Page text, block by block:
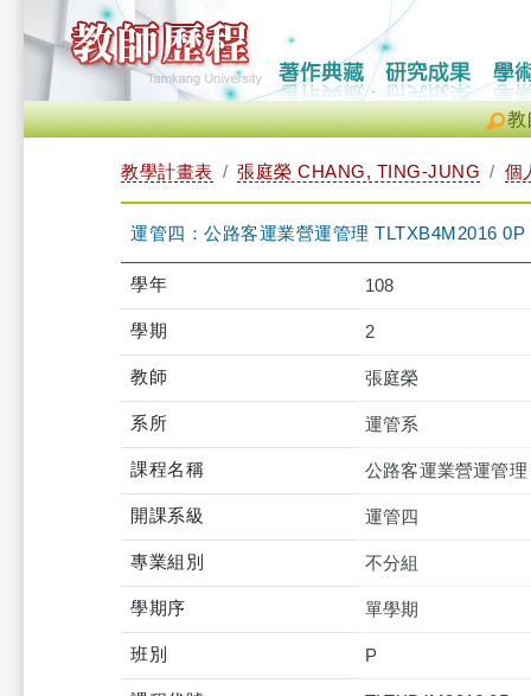
教
教學計畫表 張庭榮 CHANG, TING-JUNG 個
運管四：公路客運業營運管理 TLTXB4M2016 0P
學年 108
學期 2
教師 張庭榮
系所 運管系
課程名稱 公路客運業營運管理
開課系級 運管四
專業組別 不分組
學期序 單學期
班別 P